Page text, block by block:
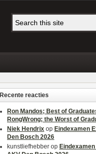
Recente reacties
Ron Mandos; Best of
RongWrong; the Worst of
Niek Hendrix op Eindexamen
Den Bosch 2026
kunstliefhebber op